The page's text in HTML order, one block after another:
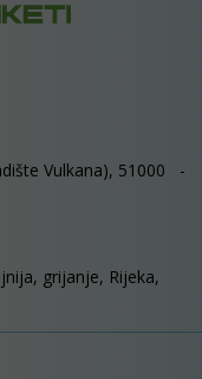
Vulkana), 51000 -
grijanje, Rijeka,